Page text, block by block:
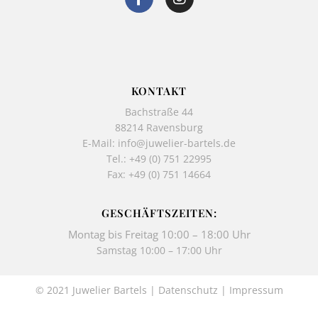
a
k
-
f
n
a
m
KONTAKT
Bachstraße 44
88214 Ravensburg
E-Mail: info@juwelier-bartels.de
Tel.: +49 (0) 751 22995
Fax: +49 (0) 751 14664
GESCHÄFTSZEITEN:
Montag bis Freitag 10:00 – 18:00 Uhr
Samstag 10:00 – 17:00 Uhr
© 2021 Juwelier Bartels | Datenschutz | Impressum